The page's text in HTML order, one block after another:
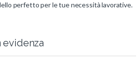
perfetto per le tue necessità lavorative.